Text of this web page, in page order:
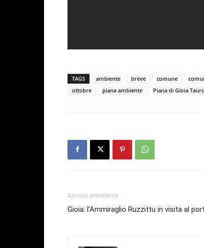
TAGS ambiente breve comune
ottobre
piana ambiente Piana di Gioia Tauro
Articolo precedente
Gioia: l’Ammiraglio Ruzzittu in visita al